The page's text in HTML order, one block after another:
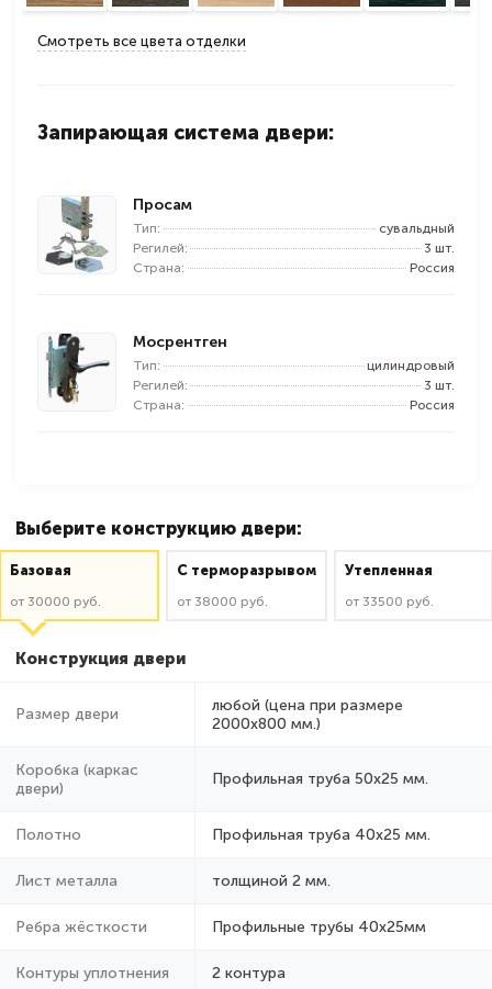
Смотреть все цвета отделки
Запирающая система двери:
Просам
Тип:
сувальдный
Регилей:
3 шт.
Страна:
Россия
Мосрентген
Тип:
цилиндровый
Регилей:
3 шт.
Страна:
Россия
Выберите конструкцию двери:
Базовая
от 30000 руб.
C терморазрывом
от 38000 руб.
Утепленная
от 33500 руб.
Конструкция двери
Размер двери
любой (цена при размере
2000x800 мм.)
Коробка (каркас
двери)
Профильная труба 50х25 мм.
Полотно Профильная труба 40х25 мм.
Лист металла толщиной 2 мм.
Ребра жёсткости Профильные трубы 40х25мм
Контуры уплотнения 2 контура